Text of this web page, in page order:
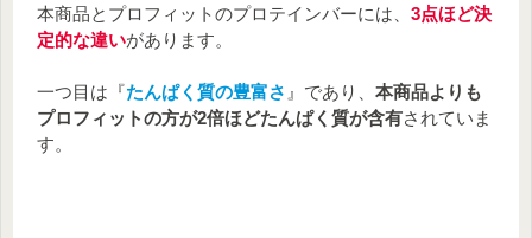
本商品とプロフィットのプロテインバーには、 3点ほど決
定的な違いがあります。
一つ目は『たんぱく質の豊富さ 』であり、 本商品よりも
プロフィットの方が2倍ほどたんぱく質が含有されていま
す。